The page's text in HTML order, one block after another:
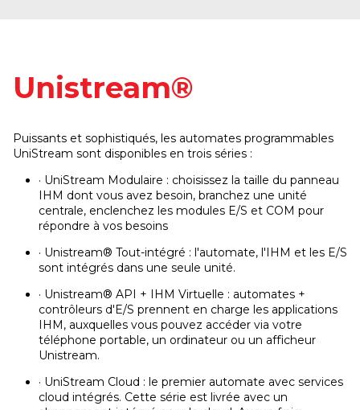
Unistream®
Puissants et sophistiqués, les automates programmables
UniStream sont disponibles en trois séries :
· UniStream Modulaire : choisissez la taille du panneau
IHM dont vous avez besoin, branchez une unité
centrale, enclenchez les modules E/S et COM pour
répondre à vos besoins
· Unistream® Tout-intégré : l'automate, l'IHM et les E/S
sont intégrés dans une seule unité.
· Unistream® API + IHM Virtuelle : automates +
contrôleurs d'E/S prennent en charge les applications
IHM, auxquelles vous pouvez accéder via votre
téléphone portable, un ordinateur ou un afficheur
Unistream.
· UniStream Cloud : le premier automate avec services
cloud intégrés. Cette série est livrée avec un